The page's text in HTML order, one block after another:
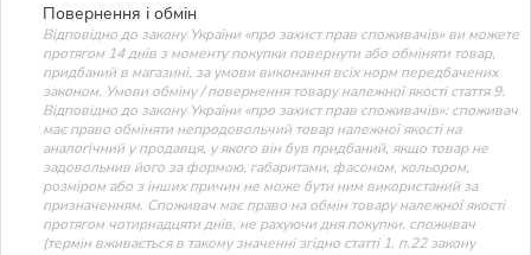
Повернення і обмін
Відповідно до закону України «про захист прав споживачів» ви можете
протягом 14 днів з моменту покупки повернути або обміняти товар,
придбаний в магазині, за умови виконання всіх норм передбачених
законом. Умови обміну / повернення товару належної якості стаття 9.
Відповідно до закону України «про захист прав споживачів»: споживач
має право обміняти непродовольчий товар належної якості на
аналогічний у продавця, у якого він був придбаний, якщо товар не
задовольнив його за формою, габаритами, фасоном, кольором,
розміром або з інших причин не може бути ним використаний за
призначенням. Споживач має право на обмін товару належної якості
протягом чотирнадцяти днів, не рахуючи дня покупки. споживач
(термін вживається в такому значенні згідно статті 1. п.22 закону